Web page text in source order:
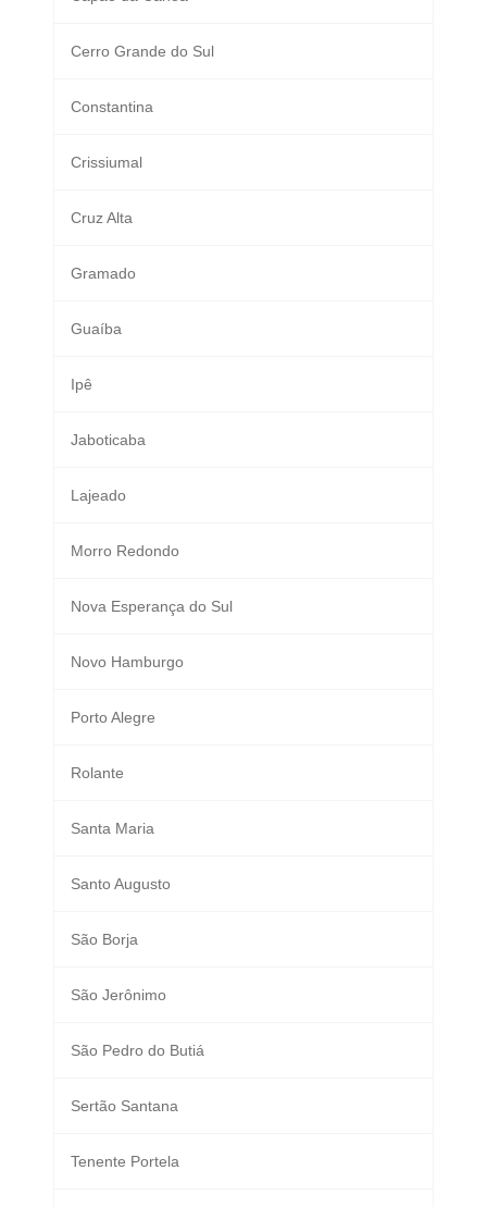
Cerro Grande do Sul
Constantina
Crissiumal
Cruz Alta
Gramado
Guaíba
Ipê
Jaboticaba
Lajeado
Morro Redondo
Nova Esperança do Sul
Novo Hamburgo
Porto Alegre
Rolante
Santa Maria
Santo Augusto
São Borja
São Jerônimo
São Pedro do Butiá
Sertão Santana
Tenente Portela